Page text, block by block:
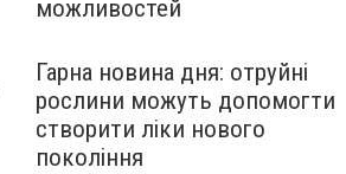
можливостей
Гарна новина дня: отруйні
рослини можуть допомогти
створити ліки нового
покоління